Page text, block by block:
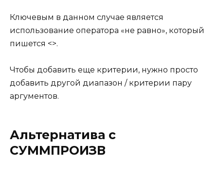
Ключевым в данном случае является
использование оператора «не равно», который
пишется <>.
Чтобы добавить еще критерии, нужно просто
добавить другой диапазон / критерии пару
аргументов.
Альтернатива с
СУММПРОИЗВ